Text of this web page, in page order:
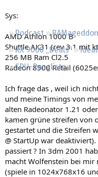
Podcast RAMageddon
RX 9000 „Deals“
CPU-Rangliste
Sys:
AMD Athlon 1000 B
Shuttle AK31 (rev 3.1 mit
256 MB Ram Cl2.5
Radeon 8500 Retail
Ich frage das , weil ich
und meine Timings von
alten Radeonator 1.21
kamen grüne streifen von
gestartet und die Streifen
@ StartUp war
passiert ? In 3dm 2001
macht Wolfenstein bei
(spiele in 1024x768x16